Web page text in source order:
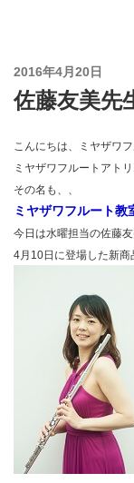
ツ
投
稿
日:
2016年4月20日
佐藤友美
こんにちは、ミヤザワ
ミヤザワフルートアト
その名も、、
ミヤザワフルート教
今日は水曜担当の佐藤友
4月10日に登場した新商